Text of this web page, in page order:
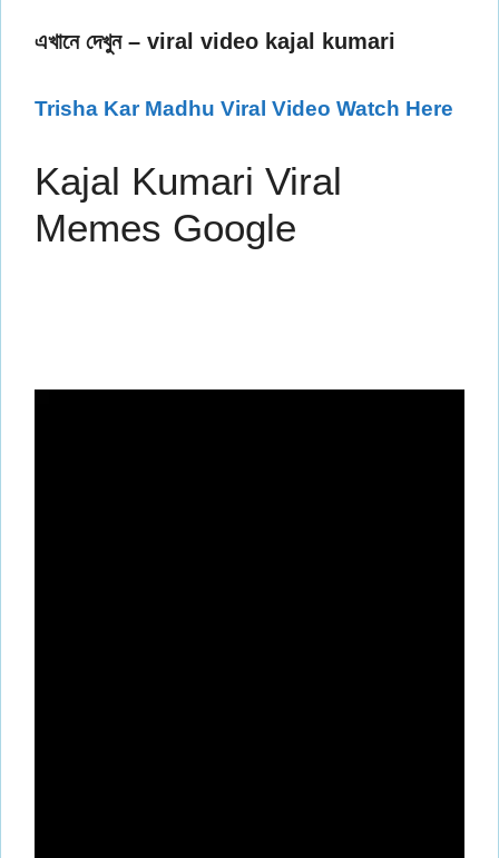
এখানে দেখুন – viral video kajal kumari
Trisha Kar Madhu Viral Video Watch Here
Kajal Kumari Viral
Memes Google